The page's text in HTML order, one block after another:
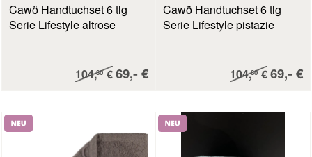
Cawö Handtuchset 6 tlg
Serie Lifestyle altrose
Regulärer Preis:
104,80€Verkaufspreis:
69,- €
Cawö Handtuchset 6 tlg
Serie Lifestyle pistazie
Regulärer Preis:
104,80€69,- €